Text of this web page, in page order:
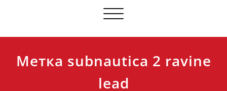
Переключить
Метка subnautica 2 ravine
lead